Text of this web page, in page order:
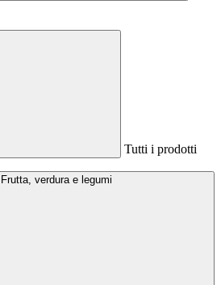
Tutti i prodotti
Frutta, verdura e legumi